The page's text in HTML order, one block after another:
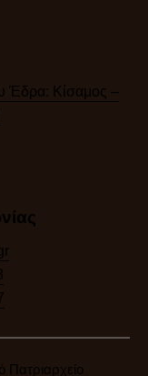
Έδρα: Κίσαμος –
Πατριαρχείο